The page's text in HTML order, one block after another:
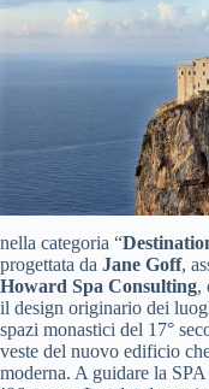
nella categoria “
progettata da Jane Goff,
Howard Spa Consulting,
il design originario dei
spazi monastici del 17°
veste del nuovo edificio
moderna. A guidare la SPA